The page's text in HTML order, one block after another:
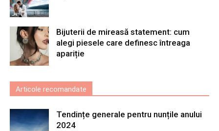
Bijuterii de mireasă statement: cum
alegi piesele care definesc întreaga
apariție
Articole recomandate
Tendințe generale pentru nunțile anului
2024